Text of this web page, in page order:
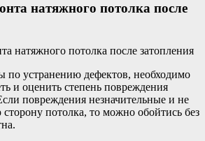
натяжного потолка после
по устранению дефектов, необходимо
и оценить степень повреждения
повреждения незначительные и не
потолка, то можно обойтись без